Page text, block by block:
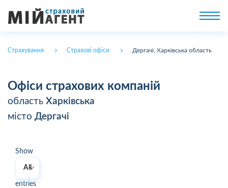
Страхування Страхові офіси Дергачі, Харківська область
Офіси страхових компаній
область Харківська
місто Дергачі
Show
entries